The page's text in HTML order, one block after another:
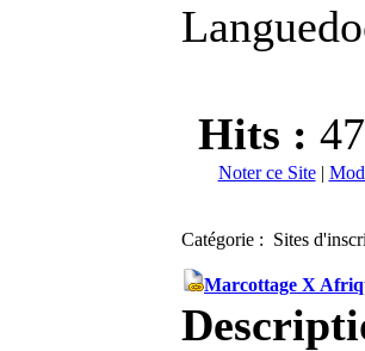
Hits :
Noter ce Site|
Catégorie : Sites
Marcottage X